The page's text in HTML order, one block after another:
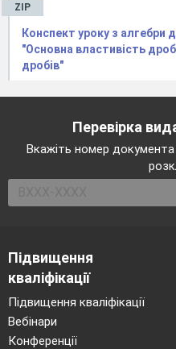
окрему парту і виконують
За правильно виконане
Знайти значення виразу:
1.
Капітани працюють
картках.
Спростити вираз:
1)
9. Математична естафета
Поки тривають виїзний
решта членів команд
ZIP
Конспект уроку з алгебри
"Основна властивість
дробів"
Перевірка
Вкажіть номер
Підвищення
кваліфікації
Підвищення кваліфікації
Вебінари
Конференції